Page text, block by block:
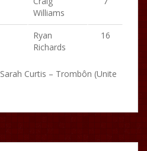
Williams
Ryan
Richards
16
Sarah Curtis – Trombôn (Unite